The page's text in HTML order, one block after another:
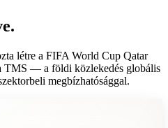
létre a FIFA World Cup Qatar
TMS — a földi közlekedés globális
megbízhatósággal.